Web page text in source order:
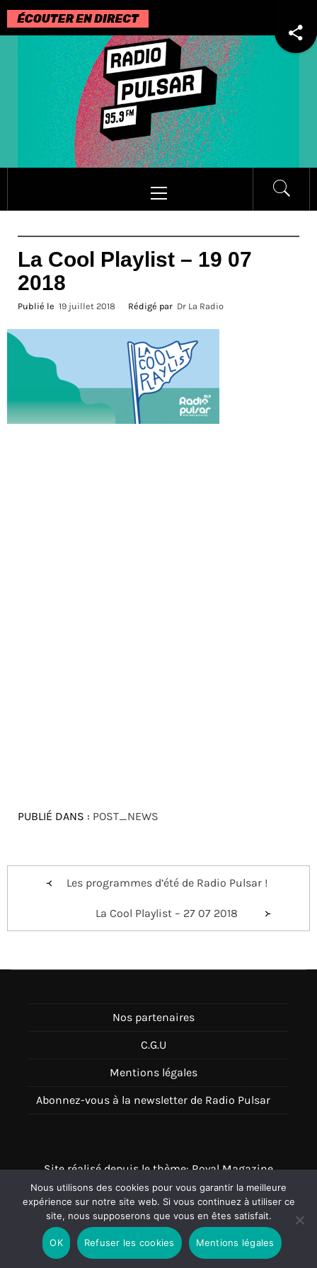
Passer
au
contenu
principal
La Cool Playlist – 19 07
2018
Publié le 19 juillet 2018 Rédigé par Dr La Radio
PUBLIÉ DANS : POST_NEWS
NavigationLes programmes d’été de Radio Pulsar !
La Cool Playlist – 27 07 2018
Nos partenaires
C.G.U
Mentions légales
Abonnez-vous à la newsletter de Radio Pulsar
Site réalisé depuis le thème: Royal Magazine
Thème disponible sur Wordpress
Nous utilisons des cookies pour vous garantir la meilleure
expérience sur notre site web. Si vous continuez à utiliser ce
site, nous supposerons que vous en êtes satisfait.
OK Refuser les cookies Mentions légales